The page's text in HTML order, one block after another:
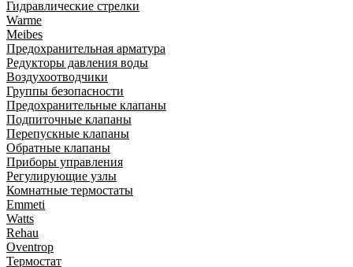
Гидравлические стрелки
Warme
Meibes
Предохранительная арматура
Редукторы давления воды
Воздухоотводчики
Группы безопасности
Предохранительные клапаны
Подпиточные клапаны
Перепускные клапаны
Обратные клапаны
Приборы управления
Регулирующие узлы
Комнатные термостаты
Emmeti
Watts
Rehau
Oventrop
Термостат